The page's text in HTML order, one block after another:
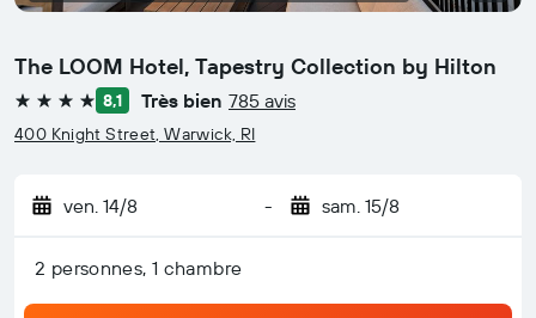
The LOOM Hotel, Tapestry Collection by Hilton
4 étoiles 8,1 Très bien 785 avis
400 Knight Street, Warwick, RI
ven. 14/8 - sam. 15/8
2 personnes, 1 chambre